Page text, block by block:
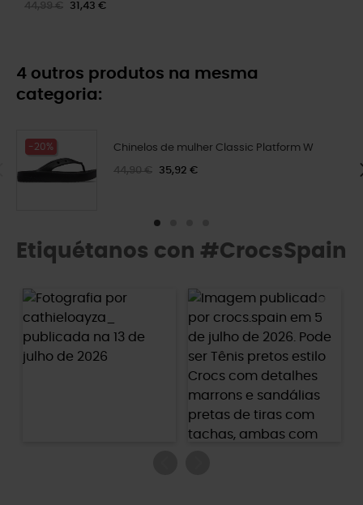
44,99 € 31,43 €
4 outros produtos na mesma
categoria:
-20% Chinelos de mulher Classic Platform W
44,90 € 35,92 €
Etiquétanos con #CrocsSpain